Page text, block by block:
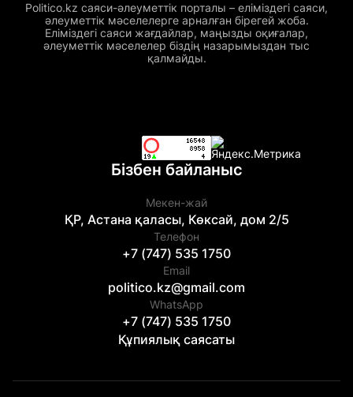
Politico.kz саяси-әлеуметтік порталы – еліміздегі саяси,
әлеуметтік мәселелерге арналған бірегей жоба.
Еліміздегі саяси жағдайлар, маңызды оқиғалар,
әлеуметтік мәселелер біздің назарымыздан тыс
қалмайды.
Бізбен байланыс
Мекен-жай
ҚР, Астана қаласы, Көксай, дом 2/5
Телефон
+7 (747) 535 1750
Email
politico.kz@gmail.com
WhatsApp
+7 (747) 535 1750
Құпиялық саясаты